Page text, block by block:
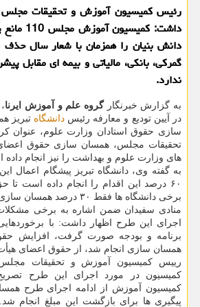
رئیس کمیسیون آموزش و تحقیقات مجلس
داشت:
دانش بنیان را همزمان با شعار سال حذف
گمرکی، بانکی، مالیاتی و بیمه ای مقابل
ندارد.
به گزارش خبرنگارگروه علم و آموزش ایرنا
در آیین تودیع و معارفه رئیسدانشگاه تبریز
سازی حقوق استادان وزارت علوم، عنوان
تحقیقات مجلس، همسان سازی حقوق
های وزارت علوم و بهداشت را نیز انجام داده
به گفته وی، دانشگاه تبریز پیشگام اعمال
۶۰ درصد این اقدام را انجام داده است تا
برخی دانشگاه ها فقط ۳۰ درصد همسان سازی را انجام دادند.
منادی سفیدان ضمن اشاره به برخی مشکلات
اجرای این طرح اظهار داشت: با
برنامه و بودجه صورت گرفت، افزایش
همسان سازی انجام شد، از حقوق اعضای
رییس کمیسیون آموزش و تحقیقات مجلس
کمیسیون در مورد اجرای این طرح
کمیسیون آموزش از ادامه اجرای طرح
پیگیری ها برای بازگشت این مبلغ انجام